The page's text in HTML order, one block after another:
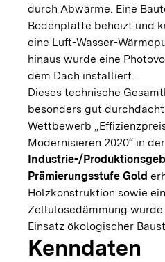
durch Abwärme. Eine
Bodenplatte beheizt und
eine Luft-Wasser-
hinaus wurde eine
dem Dach installiert.
Dieses technische
besonders gut
Wettbewerb
Modernisieren 2020“ in
Industrie-/
Prämierungsstufe Gold
Holzkonstruktion sowie
Zellulosedämmung wurde
Einsatz ökologischer
Kenndaten